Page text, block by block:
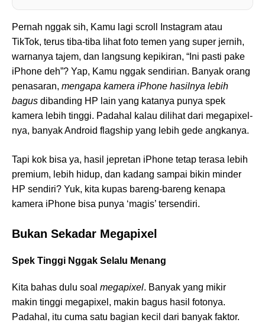
Pernah nggak sih, Kamu lagi scroll Instagram atau
TikTok, terus tiba-tiba lihat foto temen yang super jernih,
warnanya tajem, dan langsung kepikiran, “Ini pasti pake
iPhone deh”? Yap, Kamu nggak sendirian. Banyak orang
penasaran, mengapa kamera iPhone hasilnya lebih
bagus dibanding HP lain yang katanya punya spek
kamera lebih tinggi. Padahal kalau dilihat dari megapixel-
nya, banyak Android flagship yang lebih gede angkanya.
Tapi kok bisa ya, hasil jepretan iPhone tetap terasa lebih
premium, lebih hidup, dan kadang sampai bikin minder
HP sendiri? Yuk, kita kupas bareng-bareng kenapa
kamera iPhone bisa punya ‘magis’ tersendiri.
Bukan Sekadar Megapixel
Spek Tinggi Nggak Selalu Menang
Kita bahas dulu soal megapixel. Banyak yang mikir
makin tinggi megapixel, makin bagus hasil fotonya.
Padahal, itu cuma satu bagian kecil dari banyak faktor.